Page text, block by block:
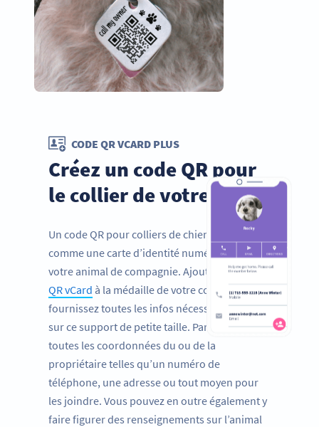
CODE QR VCARD PLUS
Créez un code QR pour
le collier de votre chien
Un code QR pour colliers de chiens fonctionne
comme une carte d’identité numérique pour
votre animal de compagnie. Ajoutez uncode
QR vCard à la médaille de votre compagnon et
fournissez toutes les infos nécessaires, même
sur ce support de petite taille. Partagez ainsi
toutes les coordonnées du ou de la
propriétaire telles qu’un numéro de
téléphone, une adresse ou tout moyen pour
les joindre. Vous pouvez en outre également y
faire figurer des renseignements sur l’animal